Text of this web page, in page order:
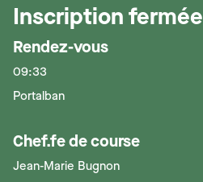
Inscription fermée
Rendez-vous
09:33
Portalban
Chef.fe de course
Jean-Marie Bugnon